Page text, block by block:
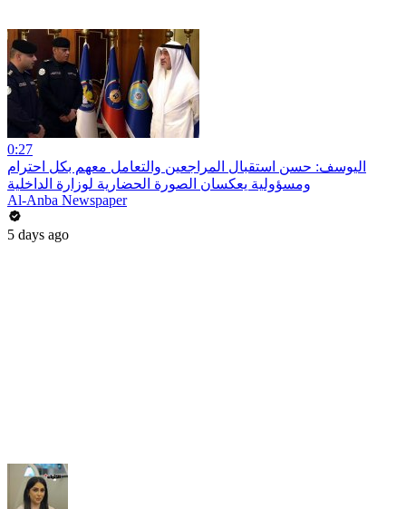
0:27
اليوسف: حسن استقبال المراجعين والتعامل معهم بكل احترام
ومسؤولية يعكسان الصورة الحضارية لوزارة الداخلية
Al-Anba Newspaper
5 days ago